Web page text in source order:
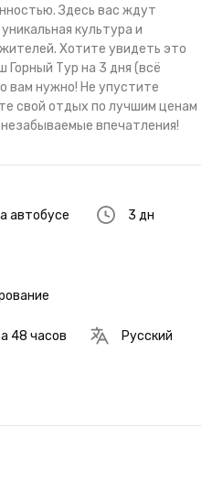
Здесь вас ждут
культура и
Хотите увидеть это
Горный Тур на 3 дня (всё
вам нужно! Не упустите
свой отдых по лучшим ценам
впечатления!
автобусе 3 дн
48 часов Русский